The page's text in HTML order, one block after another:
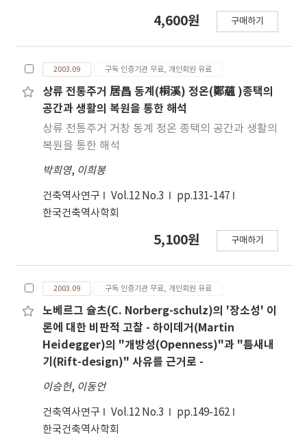
4,600원 구매하기
2003.09 구독 인증기관 무료, 개인회원 유료
상류 전통주거 居昌 동계(桐溪) 정온(鄭蘊 )종택의
공간과 생활의 복원을 통한 해석
상류 전통주거 거창 동계 정온 종택의 공간과 생활의
복원을 통한 해석
박희영, 이희봉
건축역사연구 Vol.12 No.3
pp.131-147
한국건축역사학회
5,100원 구매하기
2003.09 구독 인증기관 무료, 개인회원 유료
노베르그 슐츠(C. Norberg-schulz)의 '장소성' 이
론에 대한 비판적 고찰 - 하이데거(Martin
Heidegger)의 "개방성(Openness)"과 "틈새내
기(Rift-design)" 사유를 근거로 -
이승헌, 이동언
건축역사연구 Vol.12 No.3
pp.149-162
한국건축역사학회